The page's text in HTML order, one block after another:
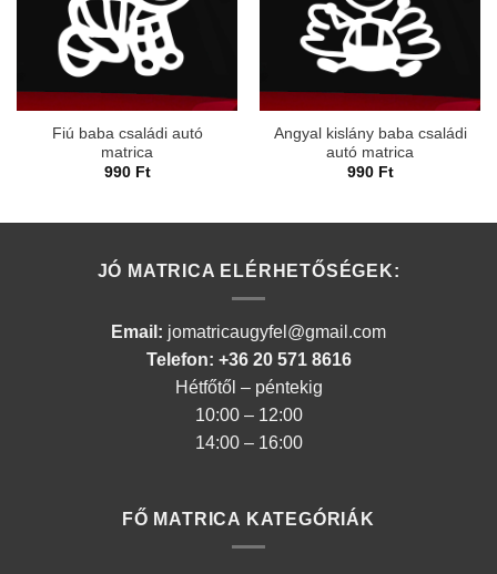
Fiú baba családi autó
matrica
990 Ft
Angyal kislány baba családi
autó matrica
990 Ft
JÓ MATRICA ELÉRHETŐSÉGEK:
Email: jomatricaugyfel@gmail.com
Telefon: +36 20 571 8616
Hétfőtől – péntekig
10:00 – 12:00
14:00 – 16:00
FŐ MATRICA KATEGÓRIÁK